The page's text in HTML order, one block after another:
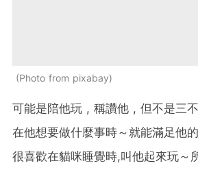
Photo from pixabay
可能是陪他玩 , 稱讚他 , 但不是三
在他想要做什麼事時～就能滿足他
很喜歡在貓咪睡覺時,叫他起來玩～